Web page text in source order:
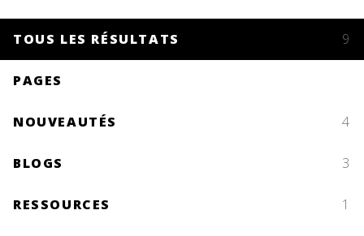
TOUS LES RÉSULTATS 9
PAGES
NOUVEAUTÉS 4
BLOGS 3
RESSOURCES 1